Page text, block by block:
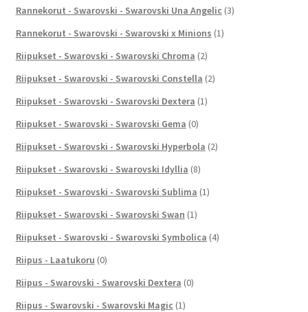
Rannekorut - Swarovski - Swarovski Una Angelic (3)
Rannekorut - Swarovski - Swarovski x Minions (1)
Riipukset - Swarovski - Swarovski Chroma (2)
Riipukset - Swarovski - Swarovski Constella (2)
Riipukset - Swarovski - Swarovski Dextera (1)
Riipukset - Swarovski - Swarovski Gema (0)
Riipukset - Swarovski - Swarovski Hyperbola (2)
Riipukset - Swarovski - Swarovski Idyllia (8)
Riipukset - Swarovski - Swarovski Sublima (1)
Riipukset - Swarovski - Swarovski Swan (1)
Riipukset - Swarovski - Swarovski Symbolica (4)
Riipus - Laatukoru (0)
Riipus - Swarovski - Swarovski Dextera (0)
Riipus - Swarovski - Swarovski Magic (1)